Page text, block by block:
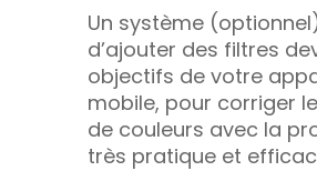
Un système
d’ajouter des filtres
objectifs de votre
mobile, pour corriger
de couleurs avec la
très pratique et